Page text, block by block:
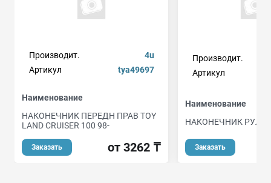
Производит.
4u
Артикул
tya49697
Наименование
НАКОНЕЧНИК ПЕРЕДН ПРАВ TOY
LAND CRUISER 100 98-
Заказать от 3262 ₸
Производит.
Артикул
Наименование
НАКОНЕЧНИК
Заказать